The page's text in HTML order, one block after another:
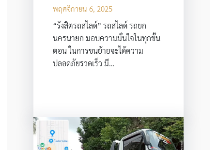
พฤศจิกายน 6, 2025
“รังสิตรถสไลด์” รถสไลด์ รถยก
นครนายก มอบความมั่นใจในทุกขั้น
ตอน ในการขนย้ายจะได้ความ
ปลอดภัยรวดเร็ว มี…